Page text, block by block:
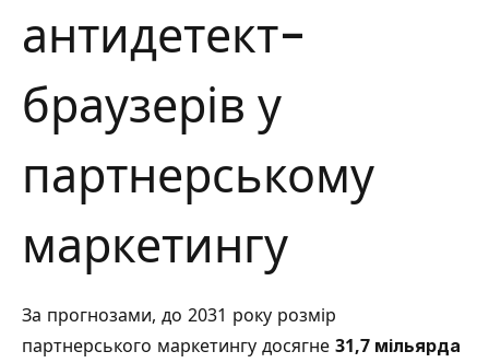
антидетект-
браузерів у
партнерському
маркетингу
За прогнозами, до 2031 року розмір
партнерського маркетингу досягне 31,7 мільярда